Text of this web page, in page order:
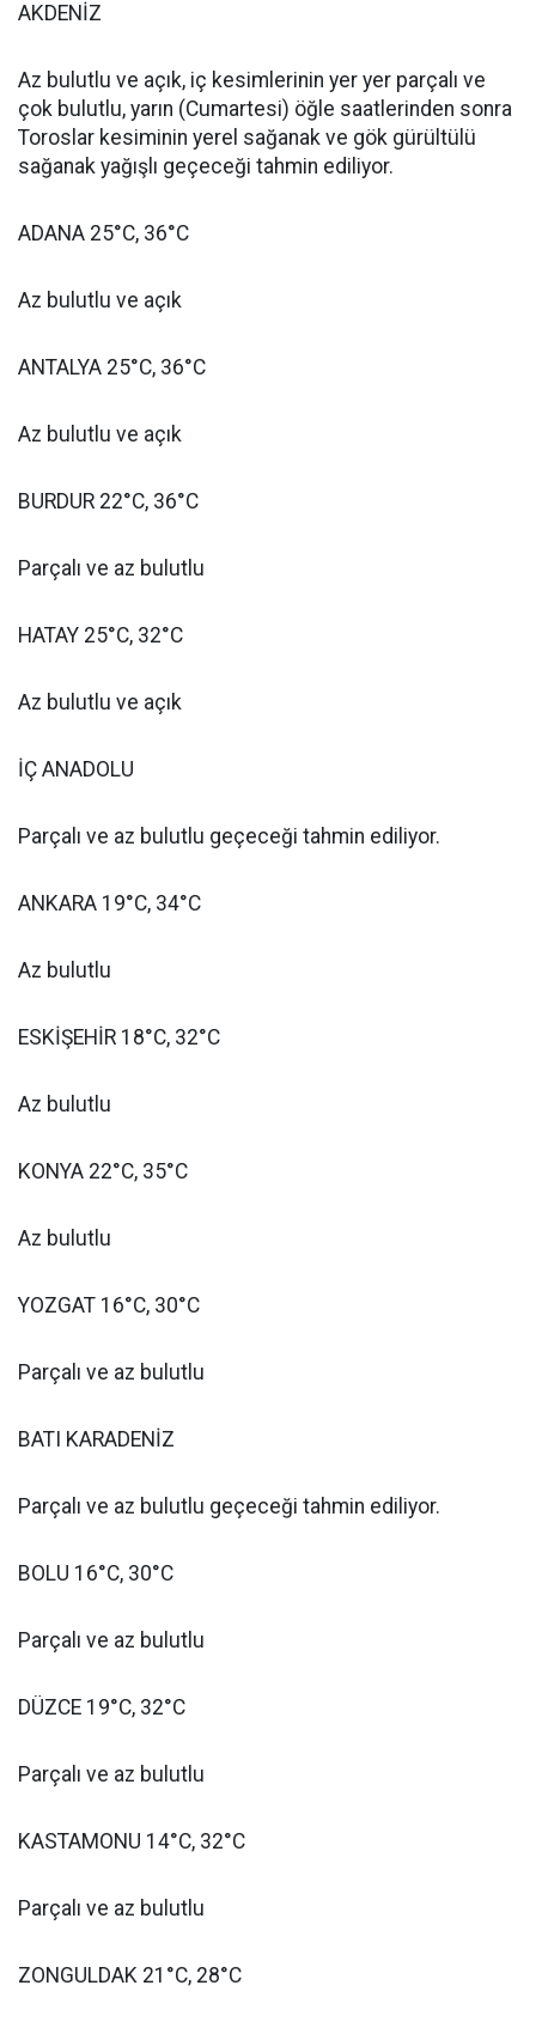
AKDENİZ
Az bulutlu ve açık, iç kesimlerinin yer yer parçalı ve
çok bulutlu, yarın (Cumartesi) öğle saatlerinden sonra
Toroslar kesiminin yerel sağanak ve gök gürültülü
sağanak yağışlı geçeceği tahmin ediliyor.
ADANA 25°C, 36°C
Az bulutlu ve açık
ANTALYA 25°C, 36°C
Az bulutlu ve açık
BURDUR 22°C, 36°C
Parçalı ve az bulutlu
HATAY 25°C, 32°C
Az bulutlu ve açık
İÇ ANADOLU
Parçalı ve az bulutlu geçeceği tahmin ediliyor.
ANKARA 19°C, 34°C
Az bulutlu
ESKİŞEHİR 18°C, 32°C
Az bulutlu
KONYA 22°C, 35°C
Az bulutlu
YOZGAT 16°C, 30°C
Parçalı ve az bulutlu
BATI KARADENİZ
Parçalı ve az bulutlu geçeceği tahmin ediliyor.
BOLU 16°C, 30°C
Parçalı ve az bulutlu
DÜZCE 19°C, 32°C
Parçalı ve az bulutlu
KASTAMONU 14°C, 32°C
Parçalı ve az bulutlu
ZONGULDAK 21°C, 28°C